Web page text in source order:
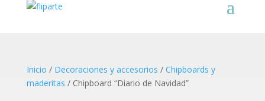
Inicio / Decoraciones y accesorios / Chipboards y
maderitas / Chipboard “Diario de Navidad”